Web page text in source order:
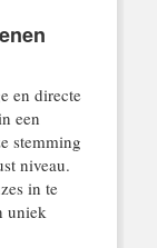
en directe
een
stemming
niveau.
in te
uniek